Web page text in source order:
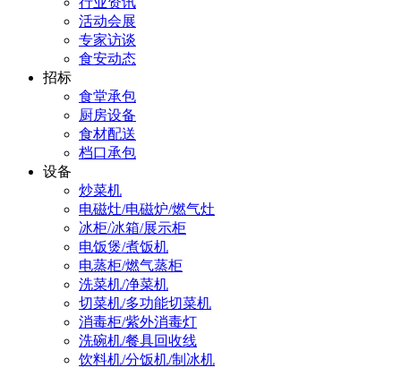
活动会展
专家访谈
食安动态
招标
食堂承包
厨房设备
食材配送
档口承包
设备
炒菜机
电磁灶/电磁炉/燃气灶
冰柜/冰箱/展示柜
电饭煲/煮饭机
电蒸柜/燃气蒸柜
洗菜机/净菜机
切菜机/多功能切菜机
消毒柜/紫外消毒灯
洗碗机/餐具回收线
饮料机/分饭机/制冰机